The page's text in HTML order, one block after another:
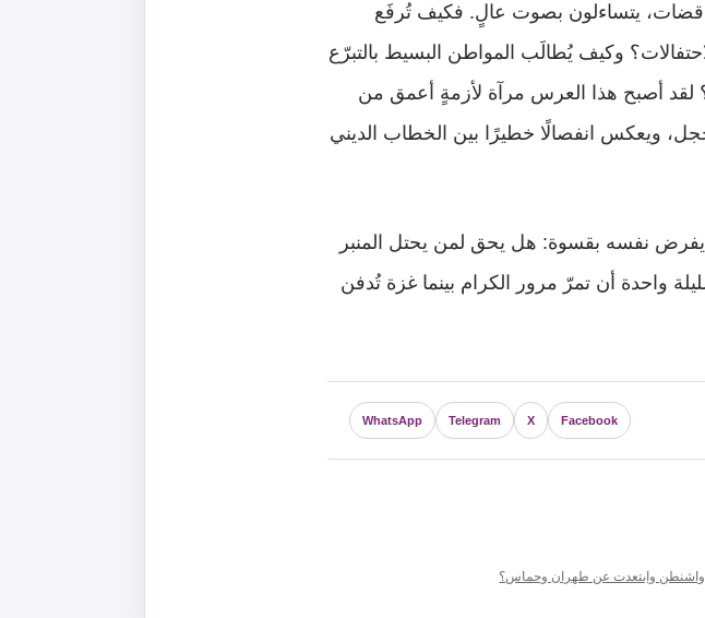
يتساءلون بصوت عالٍ. فكيف تُرفَع
وكيف يُطالَب المواطن البسيط بالتبرّع
لقد أصبح هذا العرس مرآة لأزمةٍ أعمق من
ويعكس انفصالًا خطيرًا بين الخطاب الديني
نفسه بقسوة: هل يحق لمن يحتل المنبر
واحدة أن تمرّ مرور الكرام بينما غزة تُدفن
Facebook
X
Telegram
WhatsApp
واشنطن وابتعدت عن طهران وحماس؟